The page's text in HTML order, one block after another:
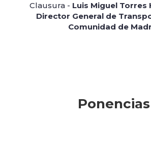
Clausura - Luis Miguel Torres
Director General de
Comunidad de
Ponencias